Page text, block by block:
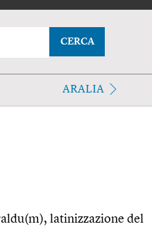
CERCA
ARALIA
latinizzazione del